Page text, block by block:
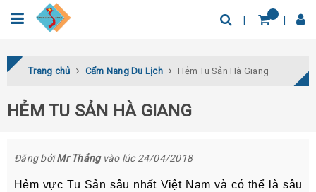
0932.04.03.78 Tìm thêm địa điểm
Trang chủ Cẩm Nang Du Lịch Hẻm Tu Sản Hà Giang
HẺM TU SẢN HÀ GIANG
Đăng bởiMr Thắngvào lúc 24/04/2018
Hẻm vực Tu Sản sâu nhất Việt Nam và có thể là sâu